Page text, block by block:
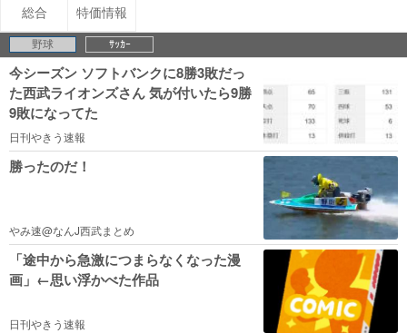
総合 特価情報
野球 ｻｯｶｰ
今シーズン ソフトバンクに8勝3敗だっ
た西武ライオンズさん 気が付いたら9勝
9敗になってた
日刊やきう速報
勝ったのだ！
やみ速@なんJ西武まとめ
「途中から急激につまらなくなった漫
画」←思い浮かべた作品
日刊やきう速報